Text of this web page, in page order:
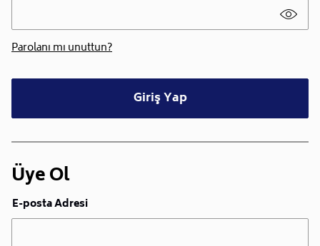
Parolanı mı unuttun?
Giriş Yap
Üye Ol
E-posta Adresi